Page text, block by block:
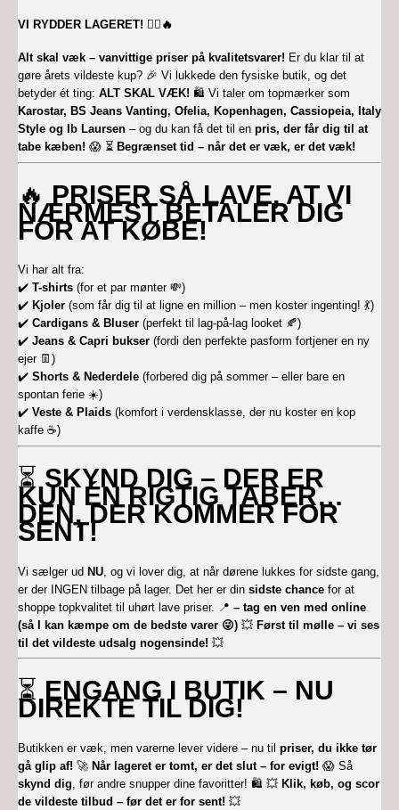
VI RYDDER LAGERET! 🏃‍♀️🔥
Alt skal væk – vanvittige priser på kvalitetsvarer! Er du klar til at
gøre årets vildeste kup? 🎉 Vi lukkede den fysiske butik, og det
betyder ét ting: ALT SKAL VÆK! 🛍️ Vi taler om topmærker som
Karostar, BS Jeans Vanting, Ofelia, Kopenhagen, Cassiopeia, Italy
Style og Ib Laursen – og du kan få det til en pris, der får dig til at
tabe kæben! 😱 ⏳ Begrænset tid – når det er væk, er det væk!
🔥 PRISER SÅ LAVE, AT VI
NÆRMEST BETALER DIG
FOR AT KØBE!
Vi har alt fra:
✔️ T-shirts (for et par mønter 💸)
✔️ Kjoler (som får dig til at ligne en million – men koster ingenting! 💃)
✔️ Cardigans & Bluser (perfekt til lag-på-lag looket 🍂)
✔️ Jeans & Capri bukser (fordi den perfekte pasform fortjener en ny
ejer 👖)
✔️ Shorts & Nederdele (forbered dig på sommer – eller bare en
spontan ferie ☀️)
✔️ Veste & Plaids (komfort i verdensklasse, der nu koster en kop
kaffe ☕)
⏳ SKYND DIG – DER ER
KUN ÉN RIGTIG TABER…
DEN, DER KOMMER FOR
SENT!
Vi sælger ud NU , og vi lover dig, at når dørene lukkes for sidste gang,
er der INGEN tilbage på lager. Det her er din sidste chance for at
shoppe topkvalitet til uhørt lave priser. 📍 – tag en ven med online
(så I kan kæmpe om de bedste varer 😜) 💥 Først til mølle – vi ses
til det vildeste udsalg nogensinde! 💥
⏳ ENGANG I BUTIK – NU
DIREKTE TIL DIG!
Butikken er væk, men varerne lever videre – nu til priser, du ikke tør
gå glip af! 🚀 Når lageret er tomt, er det slut – for evigt! 😱 Så
skynd dig, før andre snupper dine favoritter! 🛍️ 💥 Klik, køb, og scor
de vildeste tilbud – før det er for sent! 💥